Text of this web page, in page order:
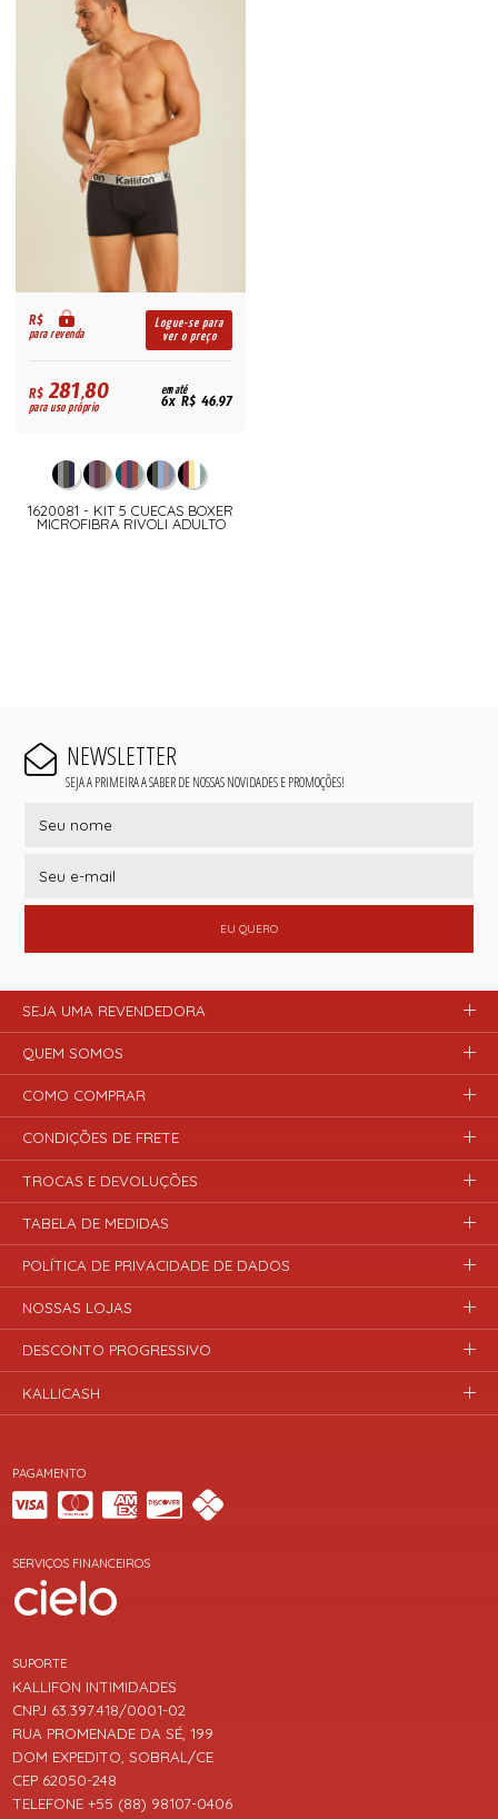
R$
para revenda
Logue-se para
ver o preço
R$281,80
para uso próprio
em até
6x R$ 46,97
1620081 - KIT 5 CUECAS BOXER
MICROFIBRA RIVOLI ADULTO
NEWSLETTER
SEJA A PRIMEIRA A SABER DE NOSSAS NOVIDADES E PROMOÇÕES!
EU QUERO
PAGAMENTO
SERVIÇOS FINANCEIROS
SUPORTE
KALLIFON INTIMIDADES
CNPJ 63.397.418/0001-02
RUA PROMENADE DA SÉ, 199
DOM EXPEDITO, SOBRAL/CE
CEP 62050-248
TELEFONE +55 (88) 98107-0406
SEJA UMA REVENDEDORA
QUEM SOMOS
COMO COMPRAR
CONDIÇÕES DE FRETE
TROCAS E DEVOLUÇÕES
TABELA DE MEDIDAS
POLÍTICA DE PRIVACIDADE DE DADOS
NOSSAS LOJAS
DESCONTO PROGRESSIVO
KALLICASH